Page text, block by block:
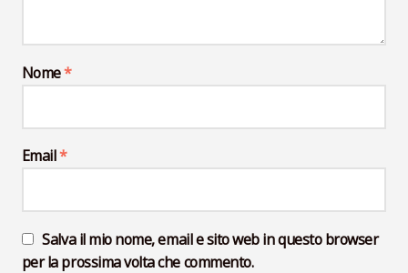
Nome*
Email*
Salva il mio nome, email e sito web in questo browser
per la prossima volta che commento.